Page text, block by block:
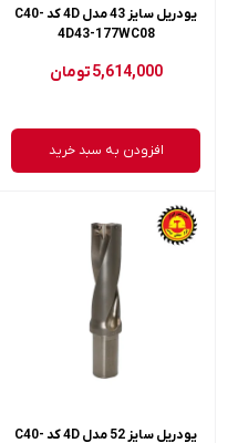
یودریل سایز 43 مدل 4D کد C40-
4D43-177WC08
5,614,000تومان
افزودن به سبد خرید
یودریل سایز 52 مدل 4D کد C40-